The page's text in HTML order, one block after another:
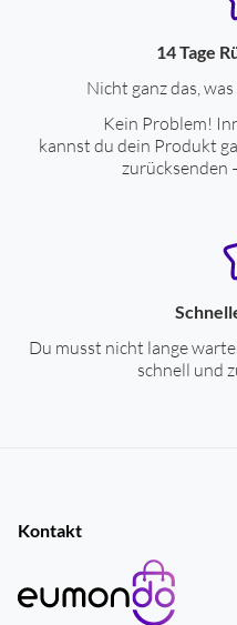
14 Tage
Nicht ganz das,
Kein Problem!
kannst du dein Produkt
zurücksenden
Du musst nicht lange
schnell und
Kontakt